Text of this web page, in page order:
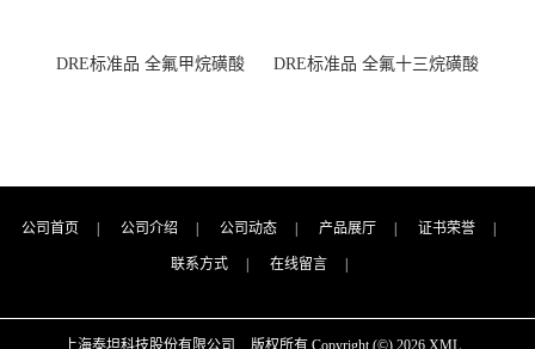
DRE标准品 全氟甲烷磺酸
DRE标准品 全氟十三烷磺酸
公司首页 公司介绍 公司动态 产品展厅 证书荣誉
联系方式 在线留言
上海泰坦科技股份有限公司 版权所有 Copyright (©) 2026 XML